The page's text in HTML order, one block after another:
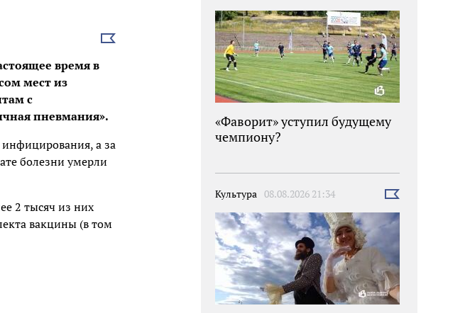
Выбрать
время в
мест из
с
пневмания».
инфицирования, а за
болезни умерли
2 тысяч из них
вакцины (в том
«Фаворит» уступил будущему
чемпиону?
Культура 08.08.2026 21:34
Выбрать